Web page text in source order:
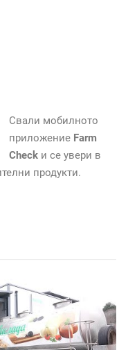
Свали мобилното
приложение Farm
Checkи се увери в
продукти.